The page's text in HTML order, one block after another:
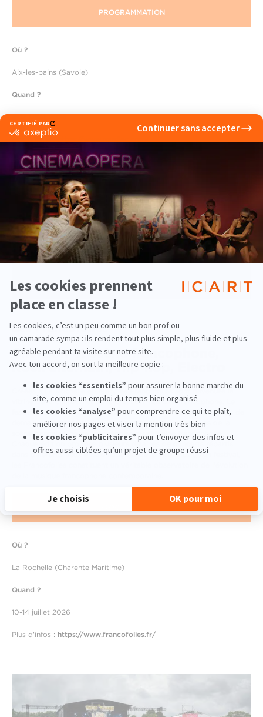
PROGRAMMATION
Où ?
Aix-les-bains (Savoie)
Quand ?
9-12 juillet 2026
Plus d'infos :
© Antoine Monégier
Les Francofolies
Chanson et scène francophone,
Rock alternatif, Hip-hop, Electro
Créées à La Rochelle en 1985, les Francofolies sont devenues la
vitrine de la chanson et de la création musicale francophone. Le
festival a bâti sa réputation sur sa capacité à révéler les talents de
demain tout en accueillant les artistes les plus populaires de la
scène française, belge, québécoise ou africaine francophone.
Chaque édition propose plusieurs dizaines de concerts répartis
dans différents lieux emblématiques de la ville. Plus qu'un festival,
Où ?
La Rochelle (Charente Maritime)
Quand ?
10-14 juillet 2026
Plus d'infos : https://www.francofolies.fr/